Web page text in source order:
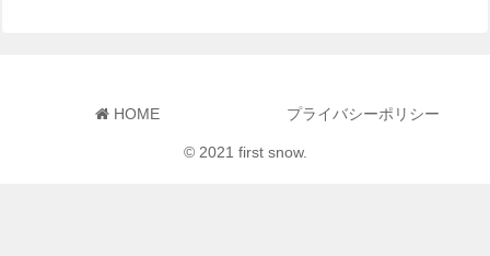
HOME プライバシーポリシー
© 2021 first snow.